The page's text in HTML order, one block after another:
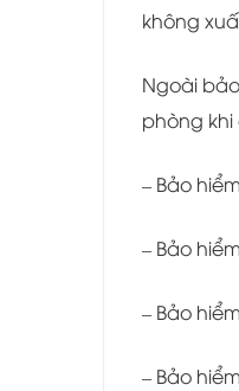
không
Ngoài
phòng
– Bảo
– Bảo
– Bảo
– Bảo